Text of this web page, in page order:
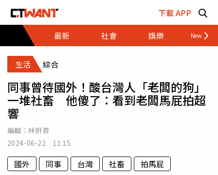
下載 APP
最新
社會 娛樂 財經
生活 綜合
同事曾待國外！酸台灣人「老闆的狗」
一堆社畜 他傻了：看到老闆馬屁拍超
響
編輯： 林姸君
2024-06-22 11:15
國外 同事 台灣 社畜 拍馬屁